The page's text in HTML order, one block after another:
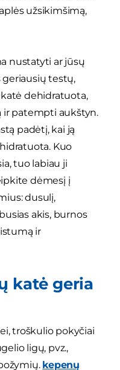
užsikimšimą,
nustatyti ar jūsų
geriausių testų,
dehidratuota,
ir patempti aukštyn.
padėtį, kai ją
Kuo
tuo labiau ji
dėmesį į
dusulį,
akis, burnos
ir
katė geria
troškulio pokyčiai
ligų, pvz.,
kepenų